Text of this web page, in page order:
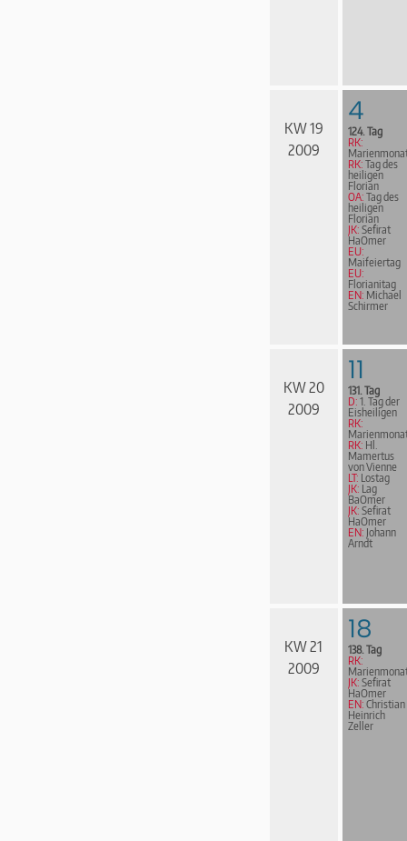
KW 19
2009
4
124. Tag
RK:
RK: Tag des
heiligen
Florian
OA: Tag des
heiligen
Florian
JK: Sefirat
HaOmer
EU:
Maifeiertag
EU:
Florianitag
EN: Michael
Schirmer
KW 20
2009
11
131. Tag
D: 1. Tag der
Eisheiligen
RK:
RK: Hl.
Mamertus
von Vienne
LT: Lostag
JK: Lag
BaOmer
JK: Sefirat
HaOmer
EN: Johann
Arndt
KW 21
2009
18
138. Tag
RK:
JK: Sefirat
HaOmer
EN: Christian
Heinrich
Zeller